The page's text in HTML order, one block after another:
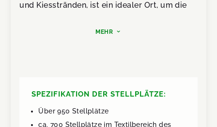
und Kiesstränden, ist ein idealer Ort, um die
kennenzulernen und der erste Schritt zur
alle Ihre Wünsche. Da es sich hauptsächlich
um ein Textilcamp handelt, gehören 700
Stellplätze des Campingplatzes Kovačine
MEHR 3
SPEZIFIKATION DER STELLPLÄTZE:
Über 950 Stellplätze
ca. 700 Stellplätze im Textilbereich des